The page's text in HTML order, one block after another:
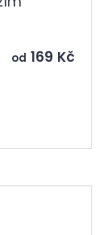
od 169 Kč